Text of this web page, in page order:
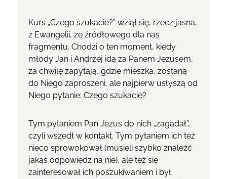
Kurs „Czego szukacie?” wziął się, rzecz jasna,
z Ewangelii, ze źródłowego dla nas
fragmentu. Chodzi o ten moment, kiedy
młody Jan i Andrzej idą za Panem Jezusem,
za chwilę zapytają, gdzie mieszka, zostaną
do Niego zaproszeni, ale najpierw usłyszą od
Niego pytanie: Czego szukacie?
Tym pytaniem Pan Jezus do nich „zagadał”,
czyli wszedł w kontakt. Tym pytaniem ich też
nieco sprowokował (musieli szybko znaleźć
jakąś odpowiedź na nie), ale też się
zainteresował ich poszukiwaniem i był